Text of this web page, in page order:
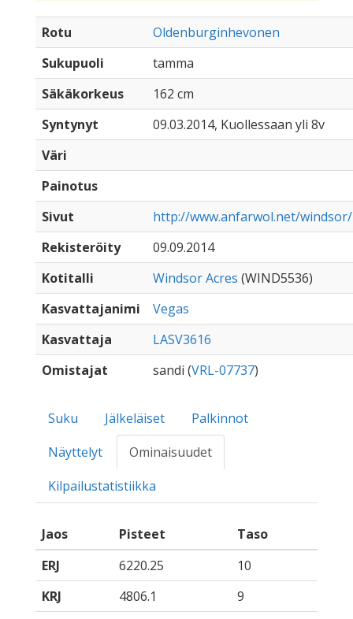
Rotu
Oldenburginhevonen
Sukupuoli
tamma
Säkäkorkeus
162 cm
Syntynyt
09.03.2014, Kuollessaan yli 8v
Väri
Painotus
Sivut
http://www.anfarwol.net/
Rekisteröity
09.09.2014
Kotitalli
Windsor Acres (WIND5536)
Kasvattajanimi
Vegas
Kasvattaja
LASV3616
Omistajat
sandi (VRL-07737)
Suku Jälkeläiset
Palkinnot
Näyttelyt
Ominaisuudet
Kilpailustatistiikka
Jaos Pisteet
Taso
ERJ
6220.25
10
KRJ
4806.1
9